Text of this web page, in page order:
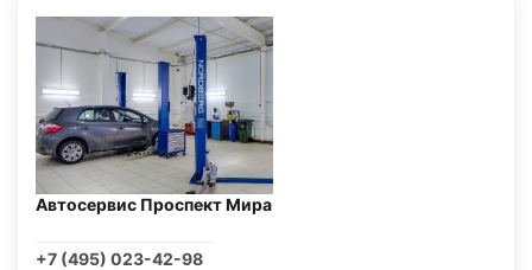
Автосервис Проспект Мира
+7 (495) 023-42-98